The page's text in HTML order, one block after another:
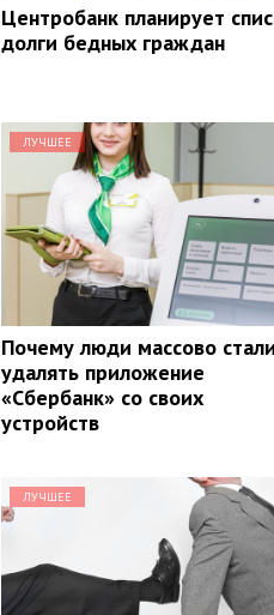
Центробанк планирует
долги бедных граждан
ЛУЧШЕЕ
Почему люди массово стали
удалять приложение
«Сбербанк» со своих
устройств
ЛУЧШЕЕ